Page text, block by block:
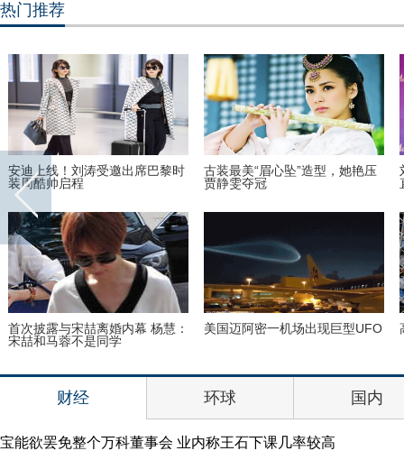
热门推荐
安迪上线！刘涛受邀出席巴黎时
装周酷帅启程
古装最美“眉心坠”造型，她艳压
贾静雯夺冠
首次披露与宋喆离婚内幕 杨慧：
宋喆和马蓉不是同学
美国迈阿密一机场出现巨型UFO
财经 环球 国内
宝能欲罢免整个万科董事会 业内称王石下课几率较高